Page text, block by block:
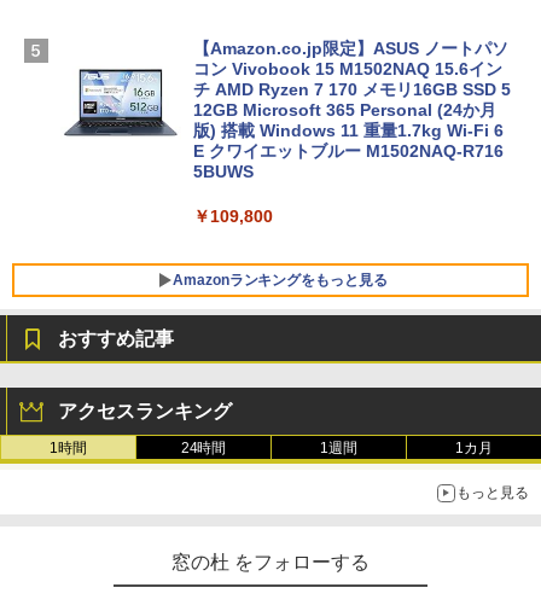
【Amazon.co.jp限定】ASUS ノートパソ
コン Vivobook 15 M1502NAQ 15.6イン
チ AMD Ryzen 7 170 メモリ16GB SSD 5
12GB Microsoft 365 Personal (24か月
版) 搭載 Windows 11 重量1.7kg Wi-Fi 6
E クワイエットブルー M1502NAQ-R716
5BUWS
￥109,800
Amazonランキングをもっと見る
定バーチャルアイテムを含む】 【オンラ
インゲームコード】 ロブロックス | オン
ラインコード版
Robloxギフトカード - 2,000 Robux 【限
定バーチャルアイテムを含む】 【オンラ
￥1,766
bデザイン入門講座［第2版］
ない、大きな画面で読みやすい、6週間持
続バッテリー、6インチディスプレイ電子
書籍リーダー、マッチャ、16GB、広告な
し
Kindle Paperwhite シグニチャーエディ
おすすめ記事
アクセスランキング
1時間 24時間 1週間 1カ月
もっと見る
窓の杜 をフォローする